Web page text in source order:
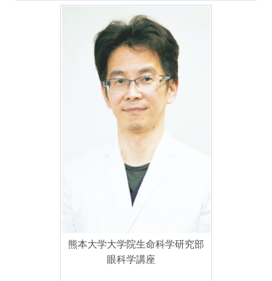
熊本大学大学院生命科学研究部
眼科学講座